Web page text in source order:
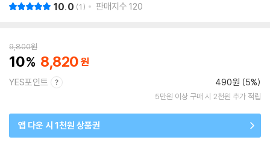
10.0 1 판매지수 120
9,800원
10 8,820
YES포인트 490원 (5%)
5만원 이상 구매 시 2천원 추가 적립
앱 다운 시 1천원 상품권